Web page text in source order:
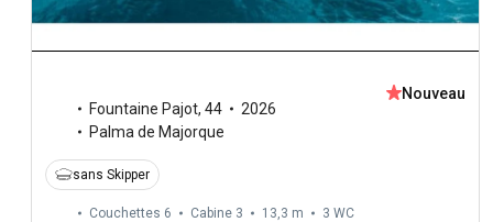
Fountaine Pajot, 44
2026
Palma de Majorque
Nouveau
sans Skipper
Couchettes 6 Cabine 3 13,3 m 3 WC